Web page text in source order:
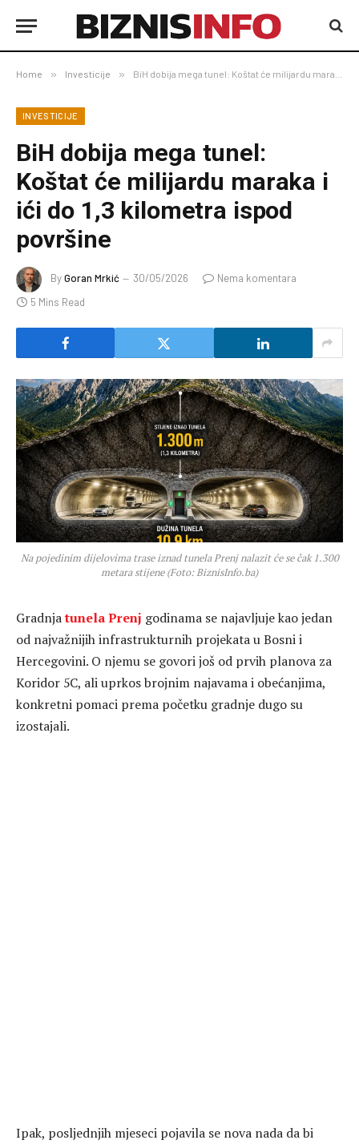
Home » Investicije » BiH dobija mega tunel: Koštat će milijardu maraka i ići do 1,3 kilometra ispod površine
INVESTICIJE
BiH dobija mega tunel:
Koštat će milijardu maraka i
ići do 1,3 kilometra ispod
površine
ByGoran Mrkić 30/05/2026
Nema komentara
5 Mins Read
Na pojedinim dijelovima trase iznad tunela Prenj nalazit će se čak 1.300
metara stijene (Foto: BiznisInfo.ba)
Gradnjatunela Prenj godinama se najavljuje kao jedan
od najvažnijih infrastrukturnih projekata u Bosni i
Hercegovini. O njemu se govori još od prvih planova za
Koridor 5C, ali uprkos brojnim najavama i obećanjima,
konkretni pomaci prema početku gradnje dugo su
izostajali.
Ipak, posljednjih mjeseci pojavila se nova nada da bi